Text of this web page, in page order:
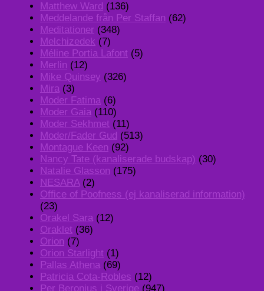
Matthew Ward (136)
Meddelande från Per Staffan (62)
Meditationer (348)
Melchizedek (7)
Méline Portia Lafont (5)
Merlin (12)
Mike Quinsey (326)
Mira (3)
Moder Fatima (6)
Moder Gaia (110)
Moder Sekhmet (11)
Moder/Fader Gud (513)
Montague Keen (92)
Nancy Tate (kanaliserade budskap) (30)
Natalie Glasson (175)
NESARA(2)
Office of Poofness (ej kanaliserad information)
(23)
Orakel Sara (12)
Oraklet (36)
Orion (7)
Orion Starlight (1)
Pallas Athena (69)
Patricia Cota-Robles (12)
Per Beronius i Sverige (947)